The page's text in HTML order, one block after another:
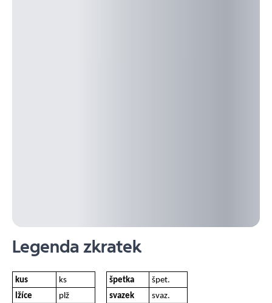
Legenda zkratek
kus ks špetka
špet.
lžíce
plž svazek
svaz.